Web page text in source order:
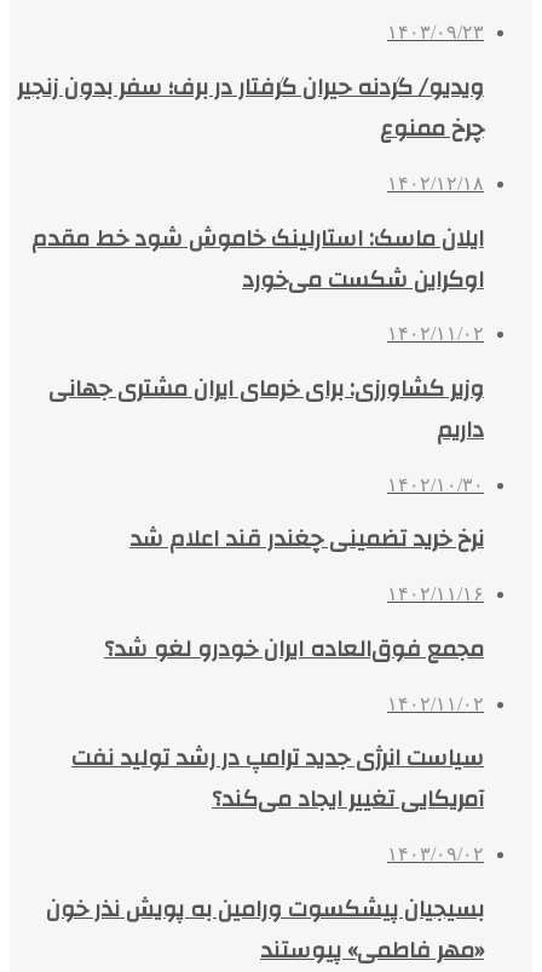
۱۴۰۳/۰۹/۲۳
ویدیو/ گردنه حیران گرفتار در برف؛ سفر بدون زنجیر
چرخ ممنوع
۱۴۰۲/۱۲/۱۸
ایلان ماسک: استارلینک خاموش شود خط مقدم
اوکراین شکست می‌خورد
۱۴۰۲/۱۱/۰۲
وزیر کشاورزی: برای خرمای ایران مشتری جهانی
داریم
۱۴۰۲/۱۰/۳۰
نرخ خرید تضمینی چغندر قند اعلام شد
۱۴۰۲/۱۱/۱۶
مجمع فوق‌العاده ایران خودرو لغو شد؟
۱۴۰۲/۱۱/۰۲
سیاست انرژی جدید ترامپ در رشد تولید نفت
آمریکایی تغییر ایجاد می‌کند؟
۱۴۰۳/۰۹/۰۲
بسیجیان پیشکسوت ورامین به پویش نذر خون
«مهر فاطمی» پیوستند